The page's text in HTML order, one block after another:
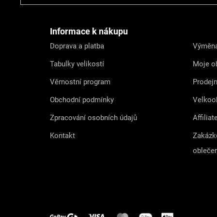
Informace k nákupu
Doprava a platba
Tabulky velikostí
Věrnostní program
Obchodní podmínky
Zpracování osobních údajů
Kontakt
Moje